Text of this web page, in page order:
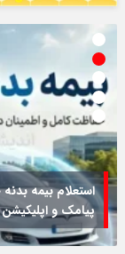
استعلام بیمه
پیامک و